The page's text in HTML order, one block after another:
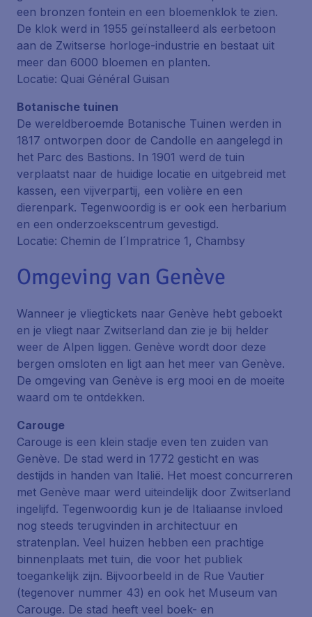
een bronzen fontein en een bloemenklok te zien.
De klok werd in 1955 geïnstalleerd als eerbetoon
aan de Zwitserse horloge-industrie en bestaat uit
meer dan 6000 bloemen en planten.
Locatie: Quai Général Guisan
Botanische tuinen
De wereldberoemde Botanische Tuinen werden in
1817 ontworpen door de Candolle en aangelegd in
het Parc des Bastions. In 1901 werd de tuin
verplaatst naar de huidige locatie en uitgebreid met
kassen, een vijverpartij, een volière en een
dierenpark. Tegenwoordig is er ook een herbarium
en een onderzoekscentrum gevestigd.
Locatie: Chemin de l´Impratrice 1, Chambsy
Omgeving van Genève
Wanneer je vliegtickets naar Genève hebt geboekt
en je vliegt naar Zwitserland dan zie je bij helder
weer de Alpen liggen. Genève wordt door deze
bergen omsloten en ligt aan het meer van Genève.
De omgeving van Genève is erg mooi en de moeite
waard om te ontdekken.
Carouge
Carouge is een klein stadje even ten zuiden van
Genève. De stad werd in 1772 gesticht en was
destijds in handen van Italië. Het moest concurreren
met Genève maar werd uiteindelijk door Zwitserland
ingelijfd. Tegenwoordig kun je de Italiaanse invloed
nog steeds terugvinden in architectuur en
stratenplan. Veel huizen hebben een prachtige
binnenplaats met tuin, die voor het publiek
toegankelijk zijn. Bijvoorbeeld in de Rue Vautier
(tegenover nummer 43) en ook het Museum van
Carouge. De stad heeft veel boek- en